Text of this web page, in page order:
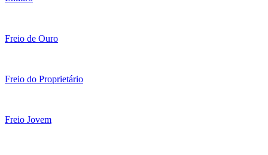
Freio de Ouro
Freio do Proprietário
Freio Jovem